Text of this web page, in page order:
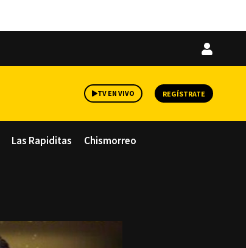
Iniciar
TV EN VIVO REGÍSTRATE
Las Rapiditas Chismorreo